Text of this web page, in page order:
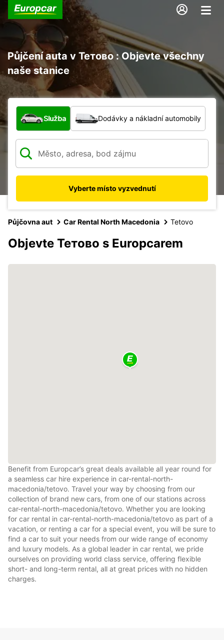
Půjčení auta v Тетово : Objevte všechny
naše stanice
Jaký typ vozidla?
Služba Dodávky a nákladní automobily
Vyberte místo vyzvednutí
Půjčovna aut Car Rental North Macedonia Tetovo
Objevte Тетово s Europcarem
Benefit from Europcar’s great deals available all year round for
a seamless car hire experience in car-rental-north-
macedonia/tetovo. Travel your way by choosing from our
collection of brand new cars, from one of our stations across
car-rental-north-macedonia/tetovo. Whether you are looking
for car rental in car-rental-north-macedonia/tetovo as part of a
vacation, or renting a car for a special event, you will be sure to
find a car to suit your needs from our wide range of economy
and luxury models. As a global leader in car rental, we pride
ourselves on providing world class service, offering flexible
short- and long-term rental, all at great prices with no hidden
charges.